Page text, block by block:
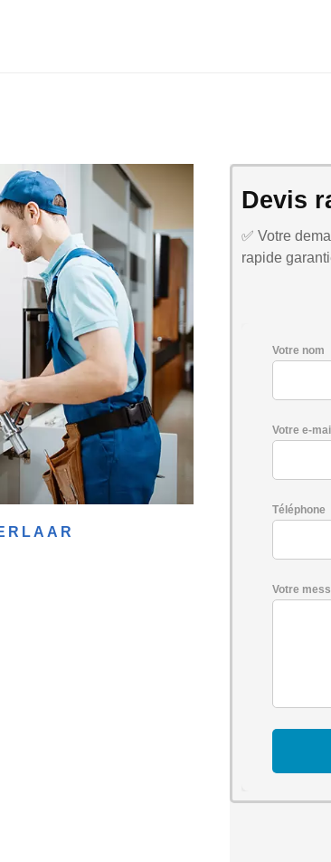
Devis
✅ Votre
rapide
Votre nom
Votre e-mail
Téléphone
Votre